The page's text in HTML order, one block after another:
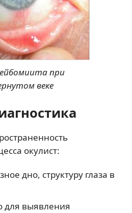
при
веке
окулист:
дно, структуру глаза в
для выявления